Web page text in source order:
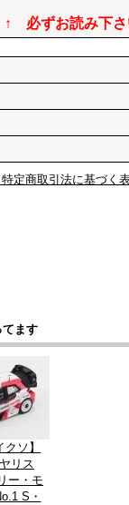
ずお読み
定商取引法に基づく
てます
ソ】
リス
ー・モ
S・